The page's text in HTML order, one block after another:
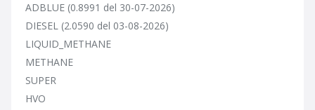
ADBLUE (0.8991 del 30-07-2026)
DIESEL (2.0590 del 03-08-2026)
LIQUID_METHANE
METHANE
SUPER
HVO